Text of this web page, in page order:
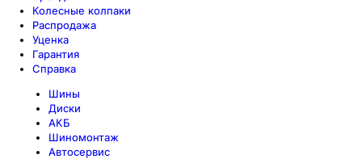
Колесные колпаки
Распродажа
Уценка
Гарантия
Справка
Шины
Диски
АКБ
Шиномонтаж
Автосервис